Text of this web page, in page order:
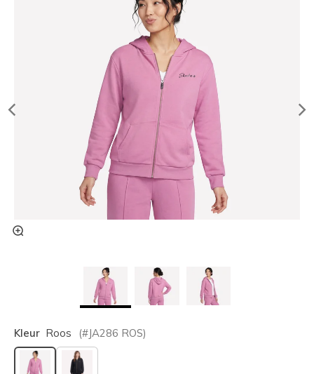
Kleur Roos (#JA286 ROS)